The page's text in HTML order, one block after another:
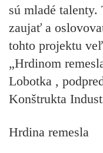
sú mladé
zaujať a
tohto projektu
„Hrdinom
Lobotka ,
Konštrukta
Hrdina remesla